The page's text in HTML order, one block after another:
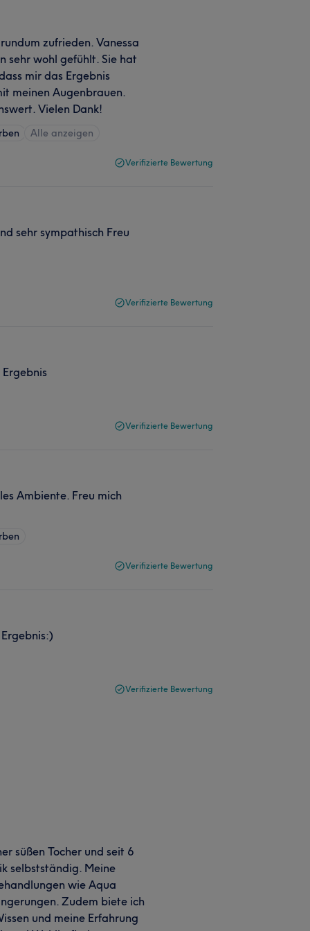
zufrieden. Vanessa
sehr wohl gefühlt. Sie hat
mir das Ergebnis
meinen Augenbrauen.
Vielen Dank!
Alle anzeigen
Verifizierte Bewertung
sehr sympathisch Freu
Verifizierte Bewertung
Verifizierte Bewertung
Ambiente. Freu mich
Verifizierte Bewertung
Verifizierte Bewertung
süßen Tocher und seit 6
selbstständig. Meine
wie Aqua
Zudem biete ich
und meine Erfahrung